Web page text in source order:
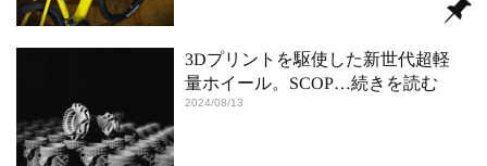
3Dプリントを駆使した新世代超軽
量ホイール。SCOP…続きを読む
2024/08/13